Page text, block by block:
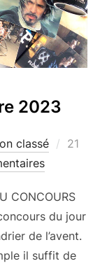
2023
classé
Publié
21
CONCOURS
du jour
de l’avent.
il suffit de